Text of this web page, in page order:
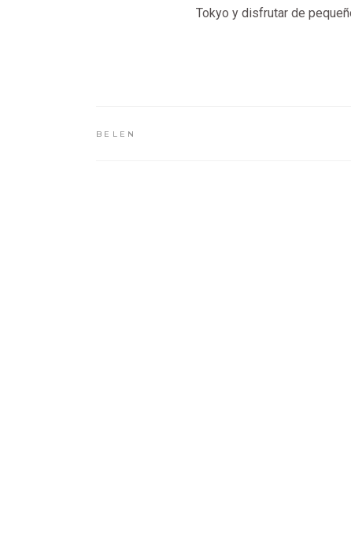
Tokyo y disfrutar de
BELEN